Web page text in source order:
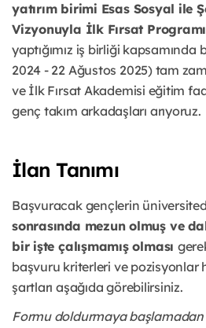
yatırım birimi Esas Sosyal ile
Vizyonuyla İlk Fırsat
yaptığımız iş birliği kapsamında
2024 - 22 Ağustos 2025) tam
ve İlk Fırsat Akademisi eğitim
genç takım arkadaşları arıyoruz.
İlan Tanımı
Başvuracak gençlerin
sonrasında mezun olmuş ve
bir işte çalışmamış olması
başvuru kriterleri ve pozisyonlar
şartları aşağıda görebilirsiniz.
Formu doldurmaya başlamadan